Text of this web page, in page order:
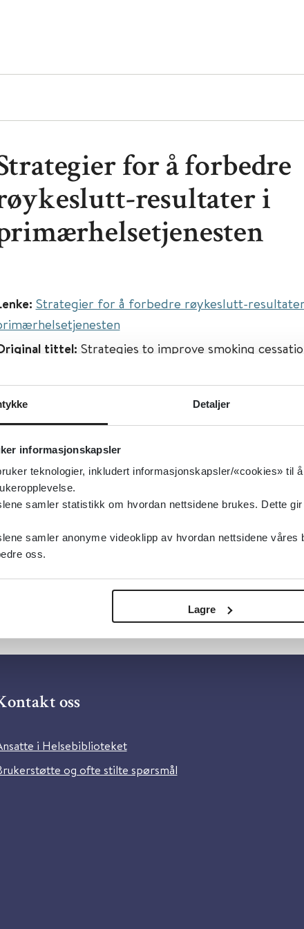
Detaljer
informasjonskapsler
teknologier, inkludert informasjonskapsler/«cookies» til
samler statistikk om hvordan nettsidene brukes. Dette
samler anonyme videoklipp av hvordan nettsidene
oss.
Lagre
for å forbedre
resultater i
Strategier for å forbedre røykeslutt-
tittel: Strategies to improve smoking
Tema: Rus og avhengighet
Tobakk
Cochrane Library
Engelsk
oss
i Helsebiblioteket
og ofte stilte spørsmål